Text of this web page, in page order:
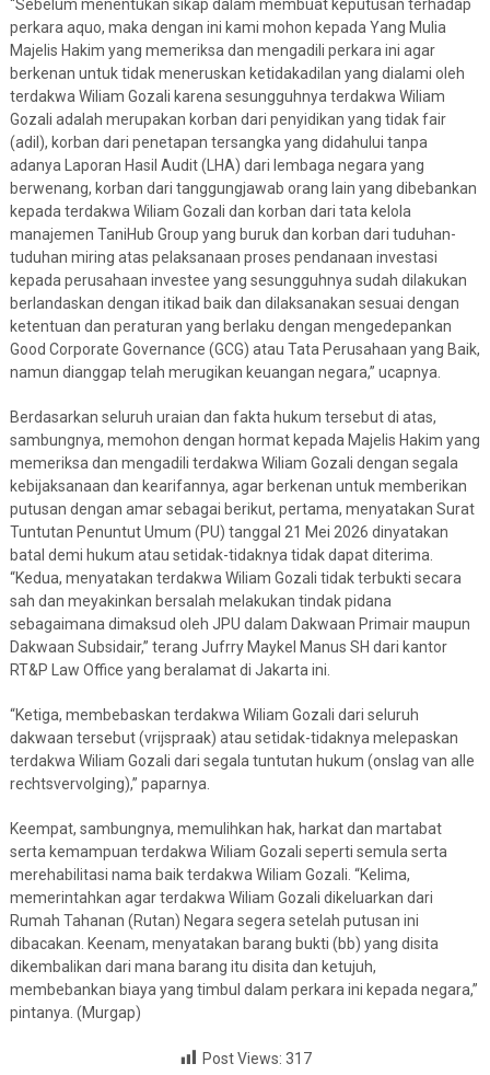
“Sebelum menentukan sikap dalam membuat keputusan terhadap
perkara aquo, maka dengan ini kami mohon kepada Yang Mulia
Majelis Hakim yang memeriksa dan mengadili perkara ini agar
berkenan untuk tidak meneruskan ketidakadilan yang dialami oleh
terdakwa Wiliam Gozali karena sesungguhnya terdakwa Wiliam
Gozali adalah merupakan korban dari penyidikan yang tidak fair
(adil), korban dari penetapan tersangka yang didahului tanpa
adanya Laporan Hasil Audit (LHA) dari lembaga negara yang
berwenang, korban dari tanggungjawab orang lain yang dibebankan
kepada terdakwa Wiliam Gozali dan korban dari tata kelola
manajemen TaniHub Group yang buruk dan korban dari tuduhan-
tuduhan miring atas pelaksanaan proses pendanaan investasi
kepada perusahaan investee yang sesungguhnya sudah dilakukan
berlandaskan dengan itikad baik dan dilaksanakan sesuai dengan
ketentuan dan peraturan yang berlaku dengan mengedepankan
Good Corporate Governance (GCG) atau Tata Perusahaan yang Baik,
namun dianggap telah merugikan keuangan negara,” ucapnya.
Berdasarkan seluruh uraian dan fakta hukum tersebut di atas,
sambungnya, memohon dengan hormat kepada Majelis Hakim yang
memeriksa dan mengadili terdakwa Wiliam Gozali dengan segala
kebijaksanaan dan kearifannya, agar berkenan untuk memberikan
putusan dengan amar sebagai berikut, pertama, menyatakan Surat
Tuntutan Penuntut Umum (PU) tanggal 21 Mei 2026 dinyatakan
batal demi hukum atau setidak-tidaknya tidak dapat diterima.
“Kedua, menyatakan terdakwa Wiliam Gozali tidak terbukti secara
sah dan meyakinkan bersalah melakukan tindak pidana
sebagaimana dimaksud oleh JPU dalam Dakwaan Primair maupun
Dakwaan Subsidair,” terang Jufrry Maykel Manus SH dari kantor
RT&P Law Office yang beralamat di Jakarta ini.
“Ketiga, membebaskan terdakwa Wiliam Gozali dari seluruh
dakwaan tersebut (vrijspraak) atau setidak-tidaknya melepaskan
terdakwa Wiliam Gozali dari segala tuntutan hukum (onslag van alle
rechtsvervolging),” paparnya.
Keempat, sambungnya, memulihkan hak, harkat dan martabat
serta kemampuan terdakwa Wiliam Gozali seperti semula serta
merehabilitasi nama baik terdakwa Wiliam Gozali. “Kelima,
memerintahkan agar terdakwa Wiliam Gozali dikeluarkan dari
Rumah Tahanan (Rutan) Negara segera setelah putusan ini
dibacakan. Keenam, menyatakan barang bukti (bb) yang disita
dikembalikan dari mana barang itu disita dan ketujuh,
membebankan biaya yang timbul dalam perkara ini kepada negara,”
pintanya. (Murgap)
Post Views: 317